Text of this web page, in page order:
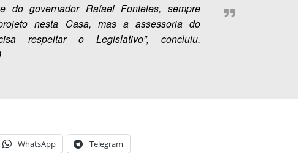
do governador Rafael Fonteles, sempre
nesta Casa, mas a assessoria do
respeitar o Legislativo”, concluiu.
WhatsApp Telegram